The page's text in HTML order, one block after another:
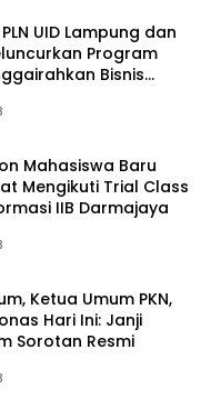
UID Lampung dan
Program
Bisnis
Mahasiswa Baru
Mengikuti Trial Class
IIB Darmajaya
Ketua Umum PKN,
Hari Ini: Janji
Sorotan Resmi